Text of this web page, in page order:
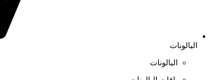
البالونات
البالونات